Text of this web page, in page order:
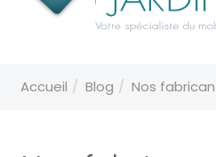
Accueil Blog Nos